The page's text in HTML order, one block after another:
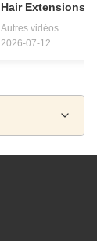
Hair Extensions
Autres vidéos
2026-07-12